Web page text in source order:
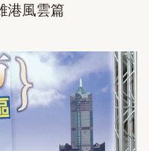
港風雲篇